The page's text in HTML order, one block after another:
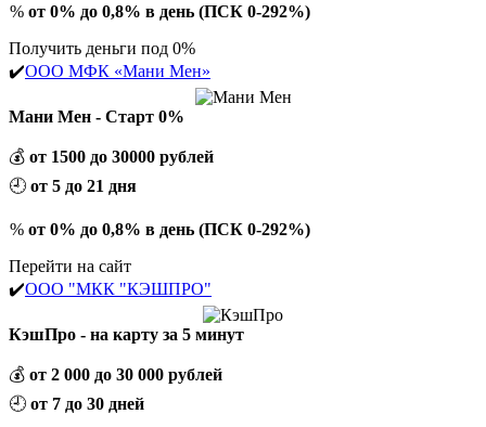
% от 0% до 0,8% в день (ПСК 0-292%)
Получить деньги под 0%
✔️ООО МФК «Мани Мен»
Мани Мен - Старт 0%
💰 от 1500 до 30000 рублей
🕘 от 5 до 21 дня
% от 0% до 0,8% в день (ПСК 0-292%)
Перейти на сайт
✔️ООО "МКК "КЭШПРО"
КэшПро - на карту за 5 минут
💰 от 2 000 до 30 000 рублей
🕘 от 7 до 30 дней